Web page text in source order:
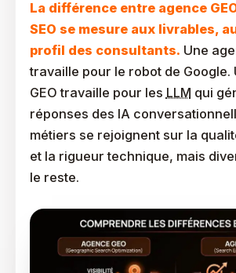
La différence entre agence
SEO se mesure aux livrables,
profil des consultants. Une
travaille pour le robot de Google.
GEO travaille pour les LLM qui
réponses des IA
métiers se rejoignent sur la
et la rigueur technique, mais
le reste.